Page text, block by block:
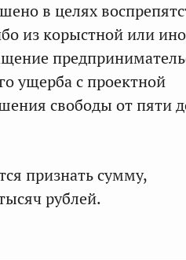
в целях
из корыстной или
ущерба с проектной
свободы от пяти
признать сумму,
рублей.